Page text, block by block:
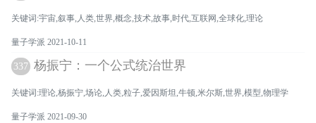
关键词:宇宙,叙事,人类,世界,概念,技术,故事,时代,互联网,全球化,理论
量子学派 2021-10-11
337 杨振宁：一个公式统治世界
关键词:理论,杨振宁,场论,人类,粒子,爱因斯坦,牛顿,米尔斯,世界,模型,物理学
量子学派 2021-09-30